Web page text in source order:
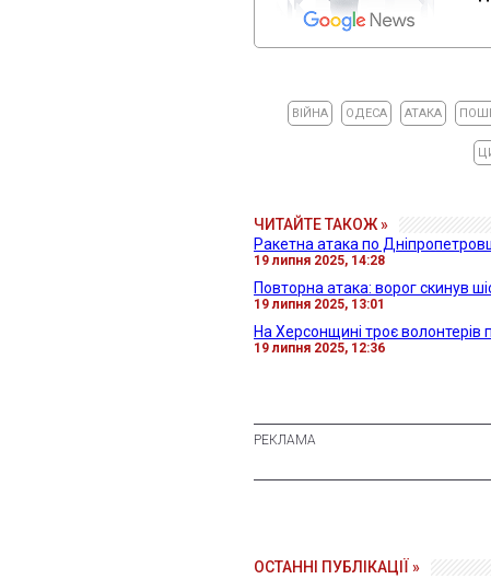
ВІЙНА ОДЕСА АТАКА
ЧИТАЙТЕ ТАКОЖ »
Ракетна атака по
19 липня 2025, 14:28
Повторна атака: ворог скинув
19 липня 2025, 13:01
На Херсонщині троє волонтерів
19 липня 2025, 12:36
ОСТАННІ ПУБЛІКАЦІЇ »